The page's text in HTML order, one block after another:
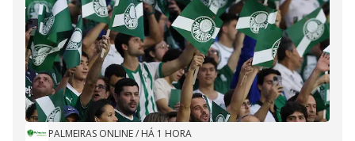
PALMEIRAS ONLINE/ HÁ 1 HORA